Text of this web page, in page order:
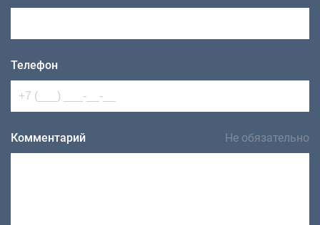
Телефон
Комментарий Не обязательно